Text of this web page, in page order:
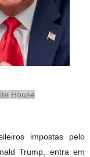
House
impostas pelo
Trump, entra em